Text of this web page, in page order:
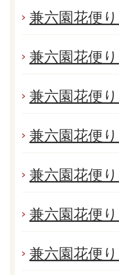
兼六園花便
兼六園花便
兼六園花便
兼六園花便
兼六園花便
兼六園花便
兼六園花便